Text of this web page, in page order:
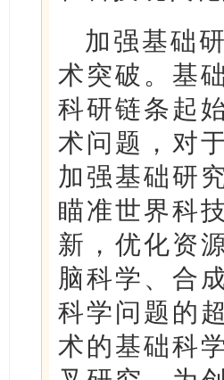
加强基础
术突破。基
科研链条起
术问题，对
加强基础研
瞄准世界科
新，优化资
脑科学、合
科学问题的
术的基础科